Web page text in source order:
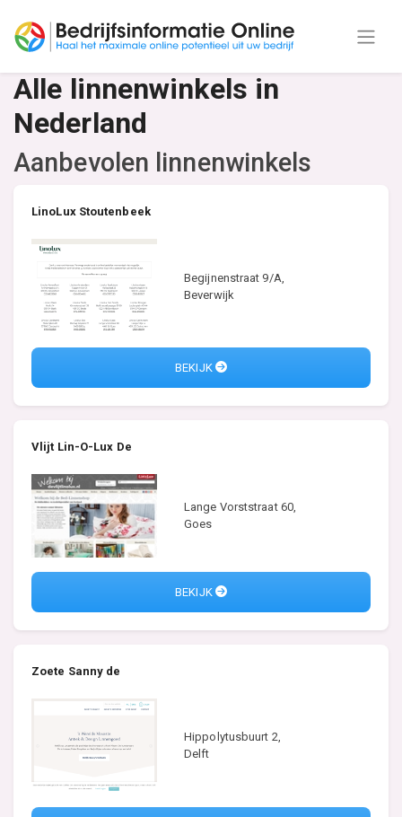
Alle linnenwinkels in
Nederland
Aanbevolen linnenwinkels
LinoLux Stoutenbeek
Begijnenstraat 9/A,
Beverwijk
BEKIJK
Vlijt Lin-O-Lux De
Lange Vorststraat 60,
Goes
BEKIJK
Zoete Sanny de
Hippolytusbuurt 2,
Delft